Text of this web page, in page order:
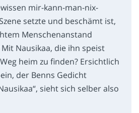
mir-kann-man-nix-
setzte und beschämt ist,
Menschenanstand
Nausikaa, die ihn speist
heim zu finden? Ersichtlich
der Benns Gedicht
sieht sich selber also